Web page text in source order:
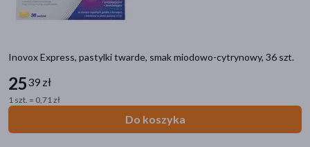
Inovox Express, pastylki twarde, smak miodowo-cytrynowy, 36 szt.
2539 zł
1 szt. = 0,71 zł
Do koszyka
Kategorie produktów
Do poprzedniej kategorii